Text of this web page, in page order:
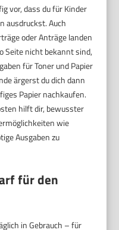
vor, dass du für Kinder
ausdruckst. Auch
oder Anträge landen
Seite nicht bekannt sind,
für Toner und Papier
ärgerst du dich dann
Papier nachkaufen.
hilft dir, bewusster
wie
Ausgaben zu
für den
in Gebrauch – für